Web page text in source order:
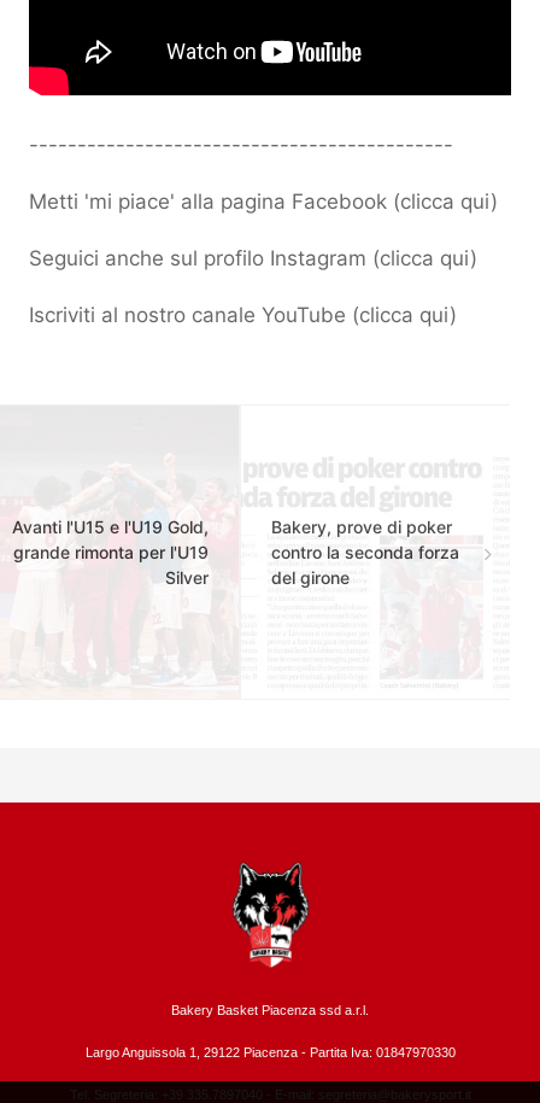
--------------------------------------------
Metti 'mi piace' alla pagina Facebook (clicca qui)
Seguici anche sul profilo Instagram (clicca qui)
Iscriviti al nostro canale YouTube (clicca qui)
Avanti l'U15 e l'U19 Gold,
grande rimonta per l'U19
Silver
Bakery, prove di poker
contro la seconda forza
del girone
Bakery Basket Piacenza ssd a.r.l.
Largo Anguissola 1, 29122 Piacenza - Partita Iva: 01847970330
Tel. Segreteria: +39 335.7897040 - E-mail: segreteria@bakerysport.it